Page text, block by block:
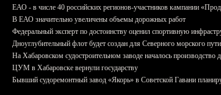
ЕАО - в числе 40 российских регионов-участников кампании
В ЕАО значительно увеличены объемы дорожных работ
Федеральный эксперт по достоинству оценил спортивную
Дноуглубительный флот будет создан для Северного морского пути
На Хабаровском судостроительном заводе началось производство
ЦУМ в Хабаровске вернули государству
Бывший судоремонтный завод «Якорь» в Советской Гавани